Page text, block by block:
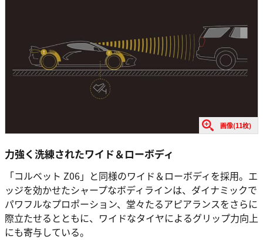
画像(11枚)
力強く洗練されたワイド＆ローボディ
「コルベット Z06」と同様のワイド＆ローボディを採用。エ
ッジを効かせたシャープなボディラインは、ダイナミックで
パワフルなプロポーション、堂々たるアピアランスをさらに
際立たせるとともに、ワイドなタイヤによるグリップ力向上
にも寄与している。